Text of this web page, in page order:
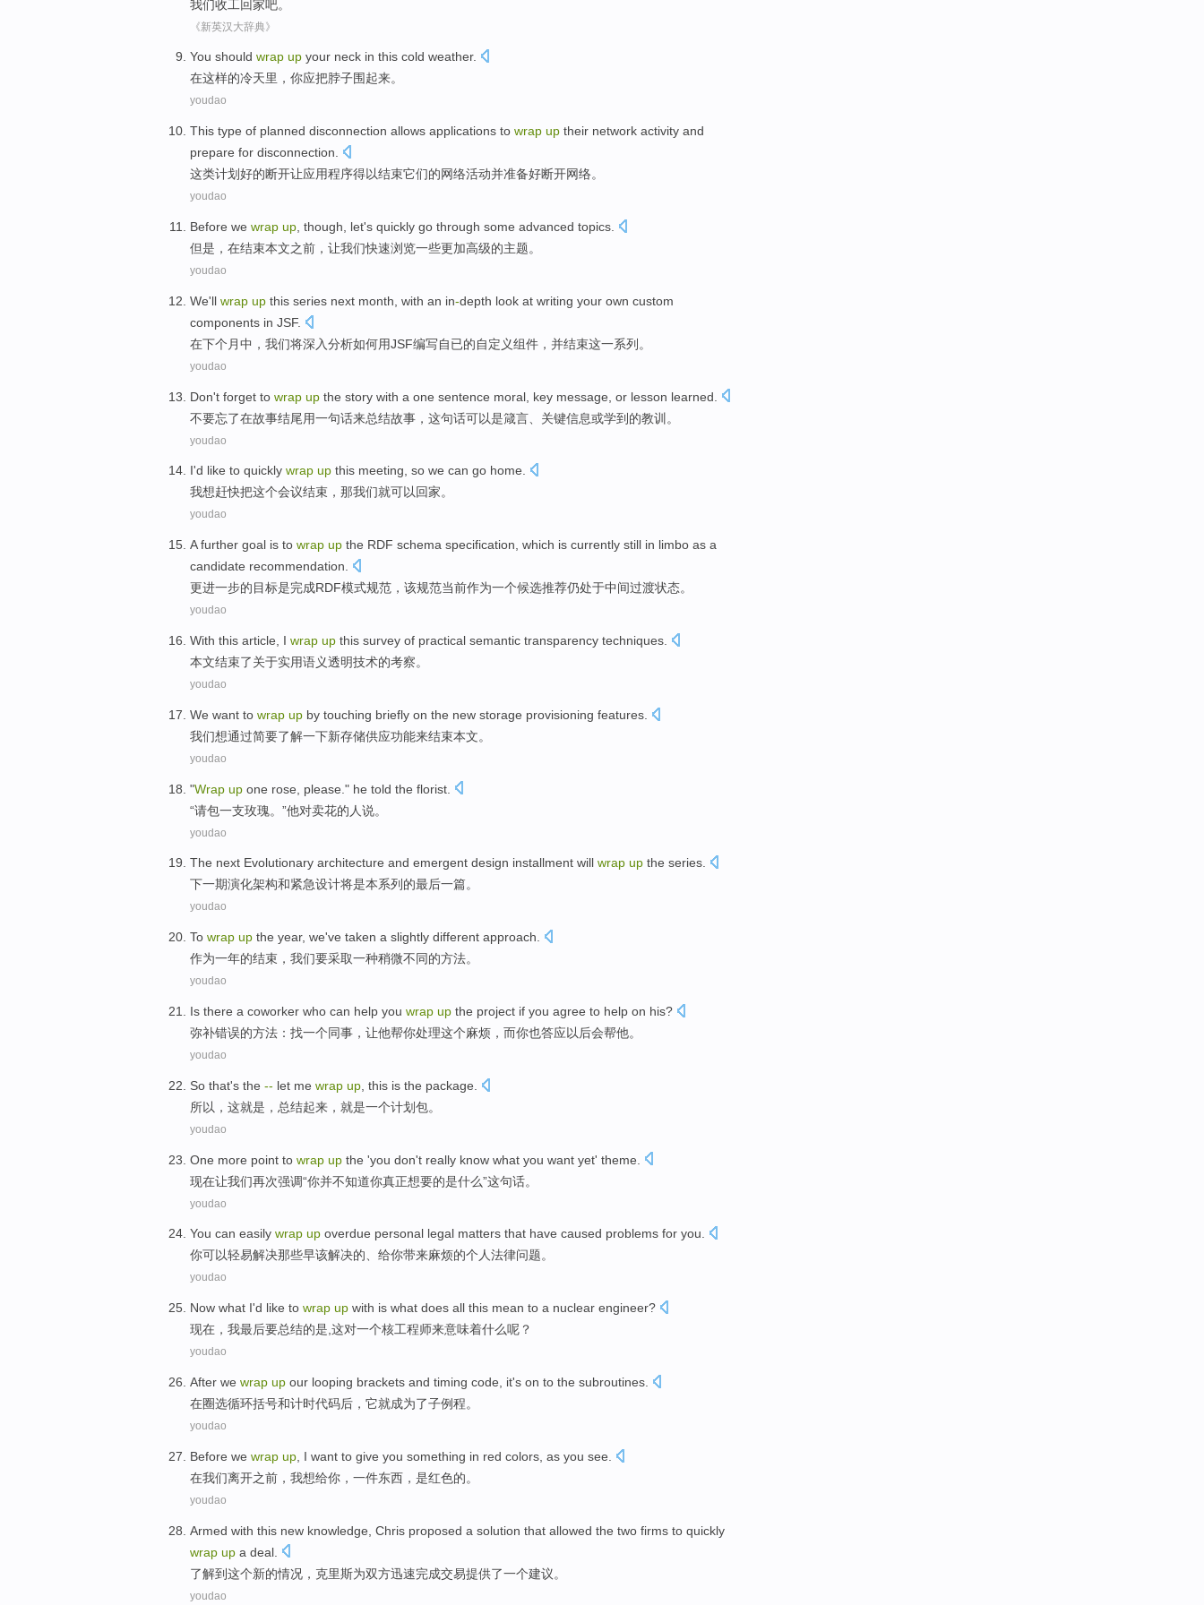
我们收工 回家吧。
《新英汉大辞典》
You should wrap up your neck in this cold weather.
在这样的冷天里， 你应把脖子围起来。
youdao
This type of planned disconnection allows applications to wrap up their network activity and
prepare for disconnection
这类计划好的断开让应用程序得以结束它们的网络活动并准备好断开网络。
youdao
Before we wrap up though let's quickly go through some advanced topics
但是 ，在结束本文之前 ， 让我们快速浏览一些更加高级的主题。
youdao
We'll wrap up this series next month with an in-depth look at writing your own custom
components in JSF.
在下个 月中 ， 我们将深入分析如何用JSF编写自已的自定义组件 ，并结束这一系列 。
youdao
Don't forget to wrap up the story with a one sentence moral key message or lesson learned
不要忘了在故事结尾用一句话来总结故事， 这句话可以是箴言 关键信息或学到的教训。
youdao
I'd like to quickly wrap up this meeting, so we can go home.
我想赶快把这个会议结束 ， 那我们就可以回家。
youdao
Afurther goal is to wrap up the RDF schema specification which is currently still in limbo as a
candidate recommendation
更进一步的目标是完成RDF模式规范 ， 该规范当前作为一个候选推荐仍处于中间过渡状态。
youdao
With this article , I wrap up this survey of practical semantic transparency techniques
本文结束了关于实用语义透明技术的考察。
youdao
We want to wrap up by touching briefly on the new storage provisioning features
我们想通过简要了解一下新存储供应功能来结束本文。
youdao
"Wrap up one rose please ." he told the florist
“请包一支玫瑰。”他对卖花的人说。
youdao
The next Evolutionary architecture and emergent design installment will wrap up the series.
下一期演化架构和紧急设计将是本系列的最后一篇。
youdao
To wrap up the year, we've taken a slightly different approach
作为一年的结束， 我们要采取一种稍微不同的方法。
youdao
Is there a coworker who can help you wrap up the project if you agree to help on his?
弥补错误的方法：找一个同事 ，让他帮你处理这个麻烦，而你也答应以后会帮他。
youdao
So that's the -- let me wrap up , this is the package
所以 ， 这就是 ， 总结起来 ， 就是一个计划包。
youdao
One more point to wrap up the 'you don't really know what you want yet' theme.
现在让我们再次强调“你并不知道你真正想要的是什么”这句话。
youdao
You can easily wrap up overdue personal legal matters that have caused problems for you.
你可以轻易解决那些早该解决的、给你带来麻烦的个人法律问题。
youdao
Now what I'd like to wrap up with is what does all this mean to a nuclear engineer?
现在 ， 我最后要总结的是 这对一个核工程师来意味着什么呢？
youdao
After we wrap up our looping brackets and timing code it's on to the subroutines
在圈选循环括号和计时代码后， 它就成为了子例程。
youdao
Before we wrap up I want to give you something in red colors , as you see.
在我们离开之前 ， 我想给你 ， 一件东西 ，是红色的。
youdao
Armed with this new knowledge Chris proposed a solution that allowed the two firms to quickly
wrap up a deal
了解到这个新的情况 ， 克里斯为双方迅速完成交易提供了一个建议。
youdao